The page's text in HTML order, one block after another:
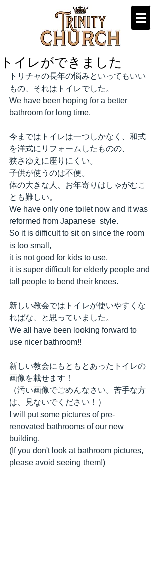
トイレができました
トリチャの長年の悩みといってもいい
もの、それはトイレでした。
We have been hoping for a better
bathroom for long time.
今まではトイレは一つしかなく、和式
を洋式にリフォームしたものの、
狭さゆえに座りにくい。
子供が使うのは不便。
体の大きな人、お年寄りはしゃがむこ
とも難しい。
We have only one toilet now and it was
reformed from Japanese  style.
So it is difficult to sit on since the room
is too small,
it is not good for kids to use,
it is super difficult for elderly people and
tall people to bend their knees.
新しい教会ではトイレが使いやすくな
ればな、と思っていました。
We all have been looking forward to
use nicer bathroom!!
新しい教会にもともとあったトイレの
画像を載せます！
（汚い画像でごめんなさい。苦手な方
は、見ないでください！）
I will put some pictures of pre-
renovated bathrooms of our new
building.
(If you don't look at bathroom pictures,
please avoid seeing them!)